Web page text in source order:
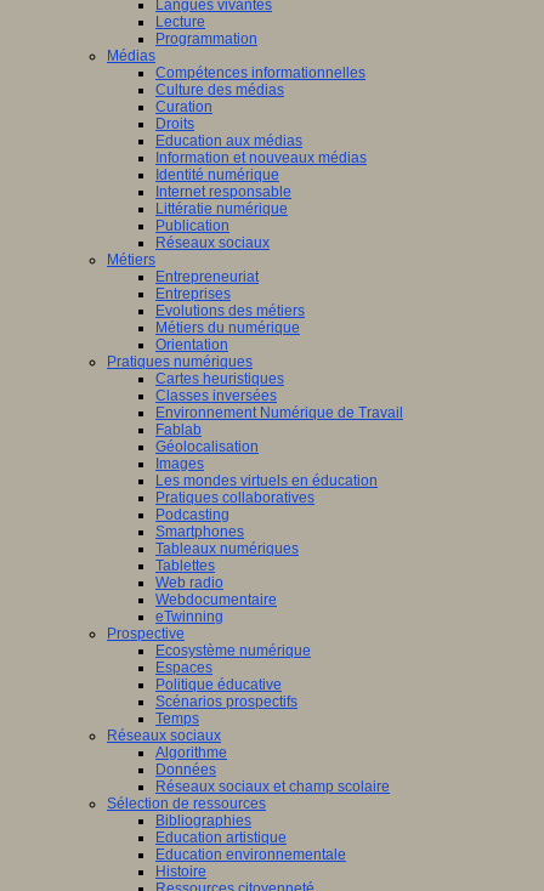
Langues vivantes
Lecture
Programmation
Médias
Compétences informationnelles
Culture des médias
Curation
Droits
Education aux médias
Information et nouveaux médias
Identité numérique
Internet responsable
Littératie numérique
Publication
Réseaux sociaux
Métiers
Entrepreneuriat
Entreprises
Evolutions des métiers
Métiers du numérique
Orientation
Pratiques numériques
Cartes heuristiques
Classes inversées
Environnement Numérique de Travail
Fablab
Géolocalisation
Images
Les mondes virtuels en éducation
Pratiques collaboratives
Podcasting
Smartphones
Tableaux numériques
Tablettes
Web radio
Webdocumentaire
eTwinning
Prospective
Ecosystème numérique
Espaces
Politique éducative
Scénarios prospectifs
Temps
Réseaux sociaux
Algorithme
Données
Réseaux sociaux et champ scolaire
Sélection de ressources
Bibliographies
Education artistique
Education environnementale
Histoire